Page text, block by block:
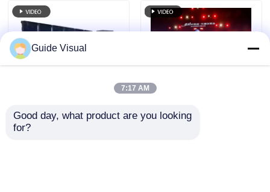
сигнала для сцены
настенного дисплея
Водонепроницаемая
Руководство
Guide Visual
7:17 AM
Good day, what product are you looking
for?